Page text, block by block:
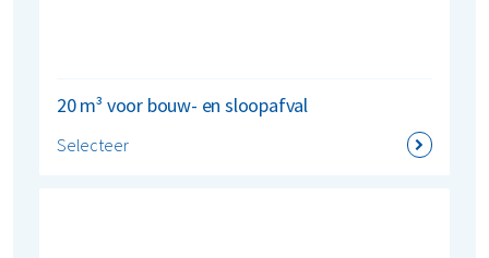
20 m³ voor bouw- en sloopafval
Selecteer